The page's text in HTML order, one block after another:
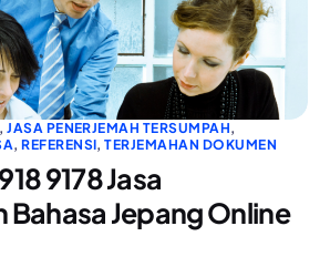
,JASA PENERJEMAH TERSUMPAH,
,REFERENSI,TERJEMAHAN DOKUMEN
9178 Jasa
Bahasa Jepang Online